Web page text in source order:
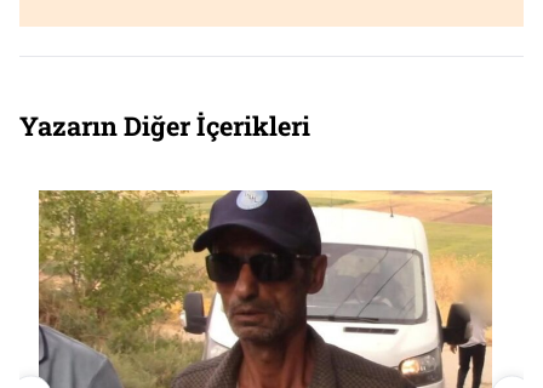
Yazarın Diğer İçerikleri